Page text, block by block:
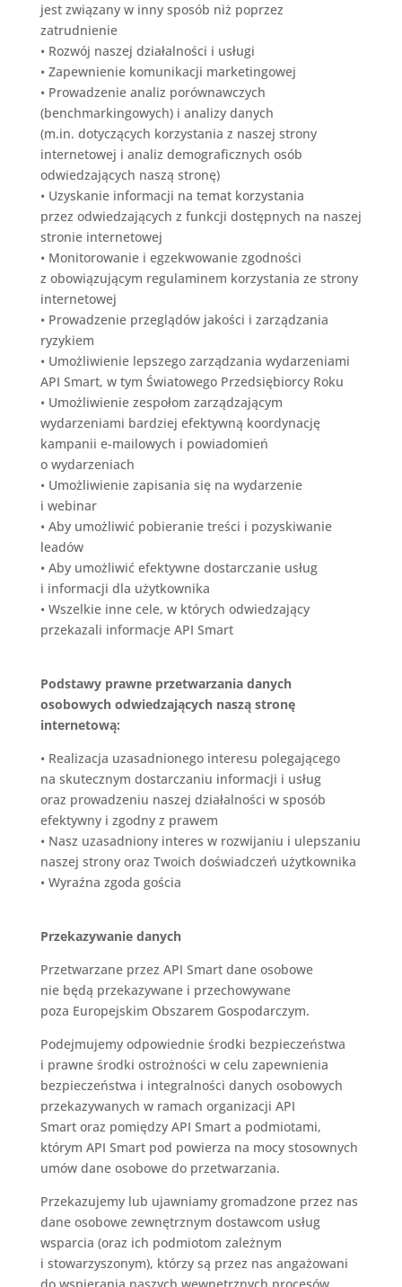
jest związany w inny sposób niż poprzez
zatrudnienie
• Rozwój naszej działalności i usługi
• Zapewnienie komunikacji marketingowej
• Prowadzenie analiz porównawczych
(benchmarkingowych) i analizy danych
(m.in. dotyczących korzystania z naszej strony
internetowej i analiz demograficznych osób
odwiedzających naszą stronę)
• Uzyskanie informacji na temat korzystania
przez odwiedzających z funkcji dostępnych na naszej
stronie internetowej
• Monitorowanie i egzekwowanie zgodności
z obowiązującym regulaminem korzystania ze strony
internetowej
• Prowadzenie przeglądów jakości i zarządzania
ryzykiem
• Umożliwienie lepszego zarządzania wydarzeniami
API Smart, w tym Światowego Przedsiębiorcy Roku
• Umożliwienie zespołom zarządzającym
wydarzeniami bardziej efektywną koordynację
kampanii e-mailowych i powiadomień
o wydarzeniach
• Umożliwienie zapisania się na wydarzenie
i webinar
• Aby umożliwić pobieranie treści i pozyskiwanie
leadów
• Aby umożliwić efektywne dostarczanie usług
i informacji dla użytkownika
• Wszelkie inne cele, w których odwiedzający
przekazali informacjeAPI Smart
Podstawy prawne przetwarzania danych
osobowych odwiedzających naszą stronę
internetową:
• Realizacja uzasadnionego interesu polegającego
na skutecznym dostarczaniu informacji i usług
oraz prowadzeniu naszej działalności w sposób
efektywny i zgodny z prawem
• Nasz uzasadniony interes w rozwijaniu i ulepszaniu
naszej strony oraz Twoich doświadczeń użytkownika
• Wyraźna zgoda gościa
Przekazywanie danych
Przetwarzane przez API Smartdane osobowe
nie będą przekazywane i przechowywane
poza Europejskim Obszarem Gospodarczym.
Podejmujemy odpowiednie środki bezpieczeństwa
i prawne środki ostrożności w celu zapewnienia
bezpieczeństwa i integralności danych osobowych
przekazywanych w ramach organizacji API
Smart oraz pomiędzy API Smarta podmiotami,
którym API Smartpod powierza na mocy stosownych
umów dane osobowe do przetwarzania.
Przekazujemy lub ujawniamy gromadzone przez nas
dane osobowe zewnętrznym dostawcom usług
wsparcia (oraz ich podmiotom zależnym
i stowarzyszonym), którzy są przez nas angażowani